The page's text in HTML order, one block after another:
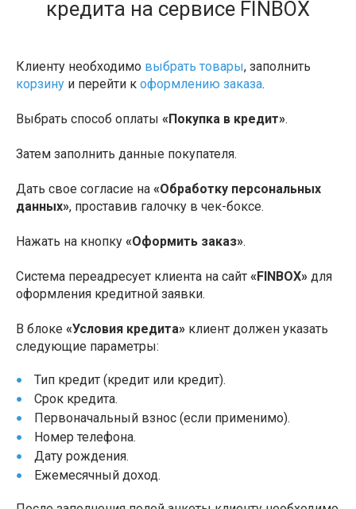
кредита на сервисе FINBOX
Клиенту необходимо выбрать товары, заполнить
корзину и перейти к оформлению заказа.
Выбрать способ оплаты «Покупка в кредит».
Затем заполнить данные покупателя.
Дать свое согласие на «Обработку персональных
данных», проставив галочку в чек-боксе.
Нажать на кнопку «Оформить заказ».
Система переадресует клиента на сайт «FINBOX» для
оформления кредитной заявки.
В блоке «Условия кредита» клиент должен указать
следующие параметры:
Тип кредит (кредит или кредит).
Срок кредита.
Первоначальный взнос (если применимо).
Номер телефона.
Дату рождения.
Ежемесячный доход.